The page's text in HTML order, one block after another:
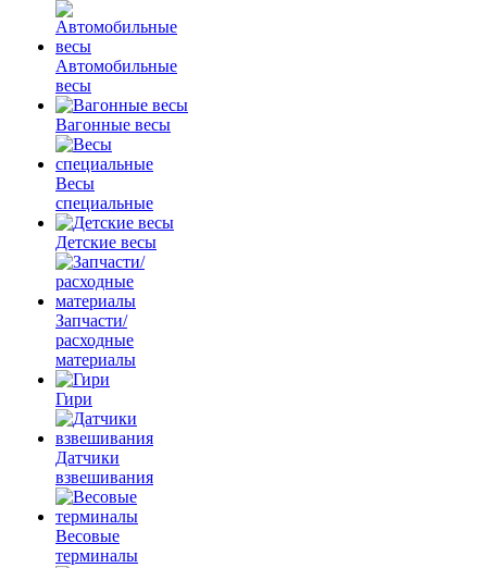
Автомобильные
весы
Вагонные весы
Весы
специальные
Детские весы
Запчасти/
расходные
материалы
Гири
Датчики
взвешивания
Весовые
терминалы